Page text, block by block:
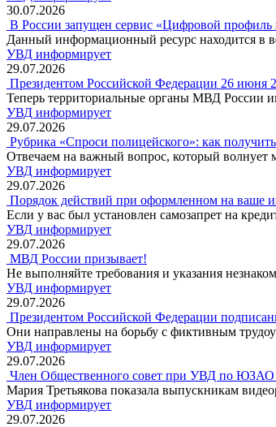
30.07.2026
В России запущен сервис «Цифровой профиль
Данный информационный ресурс находится в
УВД информирует
29.07.2026
Президентом Российской Федерации 26 июня
Теперь территориальные органы МВД России
УВД информирует
29.07.2026
Рубрика «Спроси полицейского»: как
Отвечаем на важный вопрос, который волнует
УВД информирует
29.07.2026
Порядок действий при оформленном на ваше
Если у вас был установлен самозапрет на
УВД информирует
29.07.2026
МВД России призывает!
Не выполняйте требования и указания
УВД информирует
29.07.2026
Президентом Российской Федерации
Они направлены на борьбу с фиктивным
УВД информирует
29.07.2026
Член Общественного совет при УВД по ЮЗАО
Мария Третьякова показала выпускникам
УВД информирует
29.07.2026